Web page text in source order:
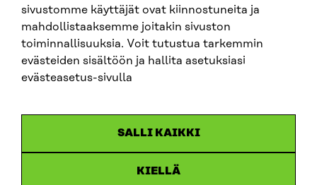
sivustomme käyttäjät ovat kiinnostuneita ja
mahdollistaaksemme joitakin sivuston
toiminnallisuuksia. Voit tutustua tarkemmin
evästeiden sisältöön ja hallita asetuksiasi
evästeasetus-sivulla
SALLI KAIKKI
KIELLÄ
LinkedIn
Instagram
YouTube